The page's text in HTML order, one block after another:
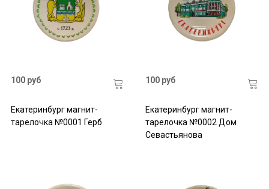
100 руб
Екатеринбург магнит-
тарелочка №0001 Герб
100 руб
Екатеринбург магнит-
тарелочка №0002 Дом
Севастьянова